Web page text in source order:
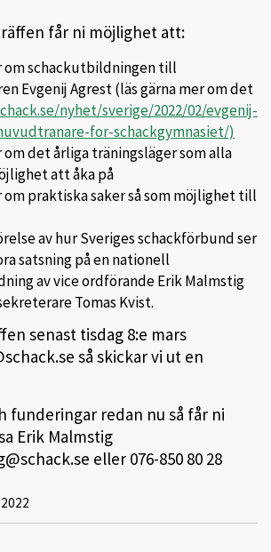
får ni möjlighet att:
om schackutbildningen till
Evgenij Agrest (läs gärna mer om det
nyhet/sverige/2022/02/evgenij-
for-schackgymnasiet/)
det årliga träningsläger som alla
att åka på
praktiska saker så som möjlighet till
av hur Sveriges schackförbund ser
satsning på en nationell
av vice ordförande Erik Malmstig
Tomas Kvist.
senast tisdag 8:e mars
så skickar vi ut en
funderingar redan nu så får ni
Erik Malmstig
eller 076-850 80 28